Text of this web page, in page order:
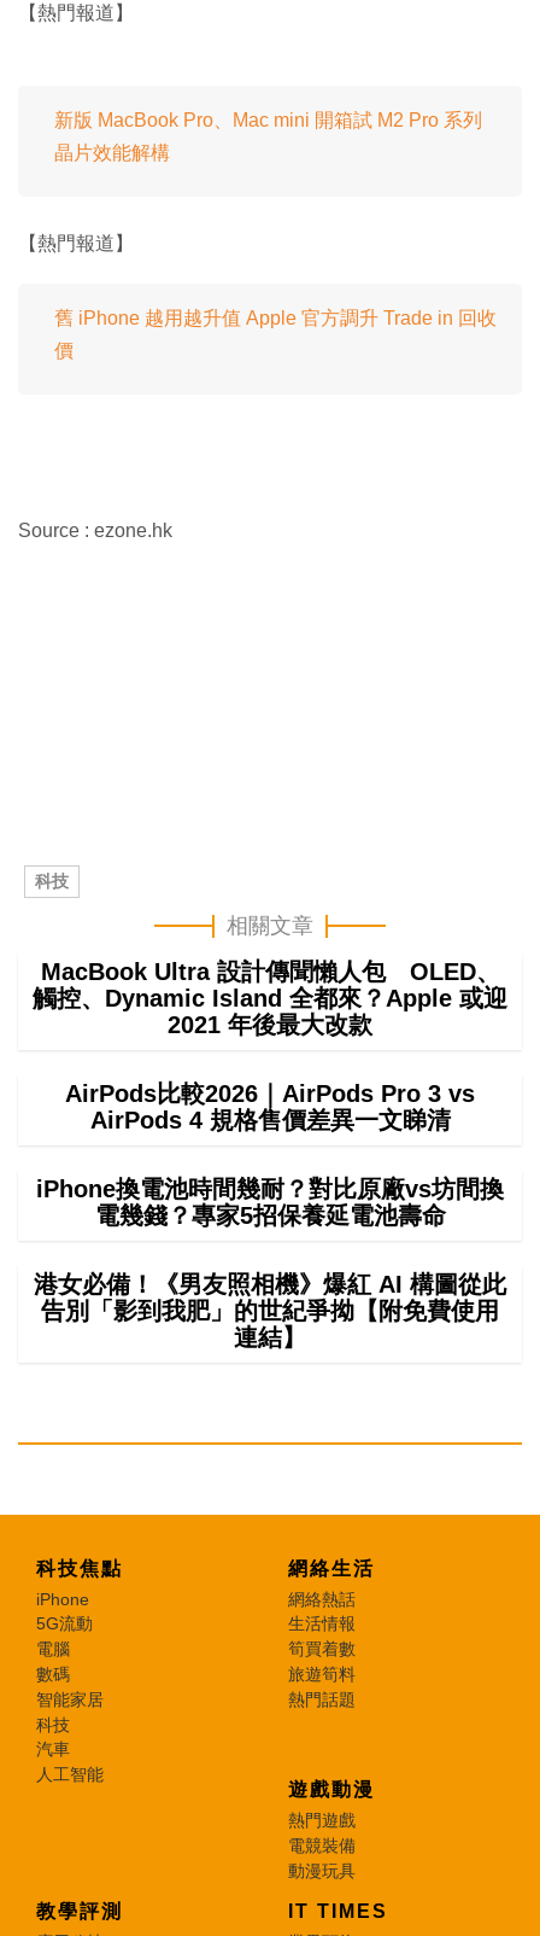
【熱門報道】
新版 MacBook Pro、Mac mini 開箱試 M2 Pro 系列
晶片效能解構
【熱門報道】
舊 iPhone 越用越升值 Apple 官方調升 Trade in 回收
價
Source : ezone.hk
科技
相關文章
MacBook Ultra 設計傳聞懶人包 OLED、
觸控、Dynamic Island 全都來？Apple 或迎
2021 年後最大改款
AirPods比較2026｜AirPods Pro 3 vs
AirPods 4 規格售價差異一文睇清
iPhone換電池時間幾耐？對比原廠vs坊間換
電幾錢？專家5招保養延電池壽命
港女必備！《男友照相機》爆紅 AI 構圖從此
告別「影到我肥」的世紀爭拗【附免費使用
連結】
科技焦點
iPhone
5G流動
電腦
數碼
智能家居
科技
汽車
人工智能
網絡生活
網絡熱話
生活情報
筍買着數
旅遊筍料
熱門話題
遊戲動漫
熱門遊戲
電競裝備
動漫玩具
教學評測 IT TIMES